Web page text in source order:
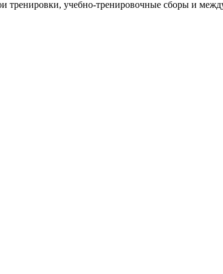
учебно-тренировочные сборы и